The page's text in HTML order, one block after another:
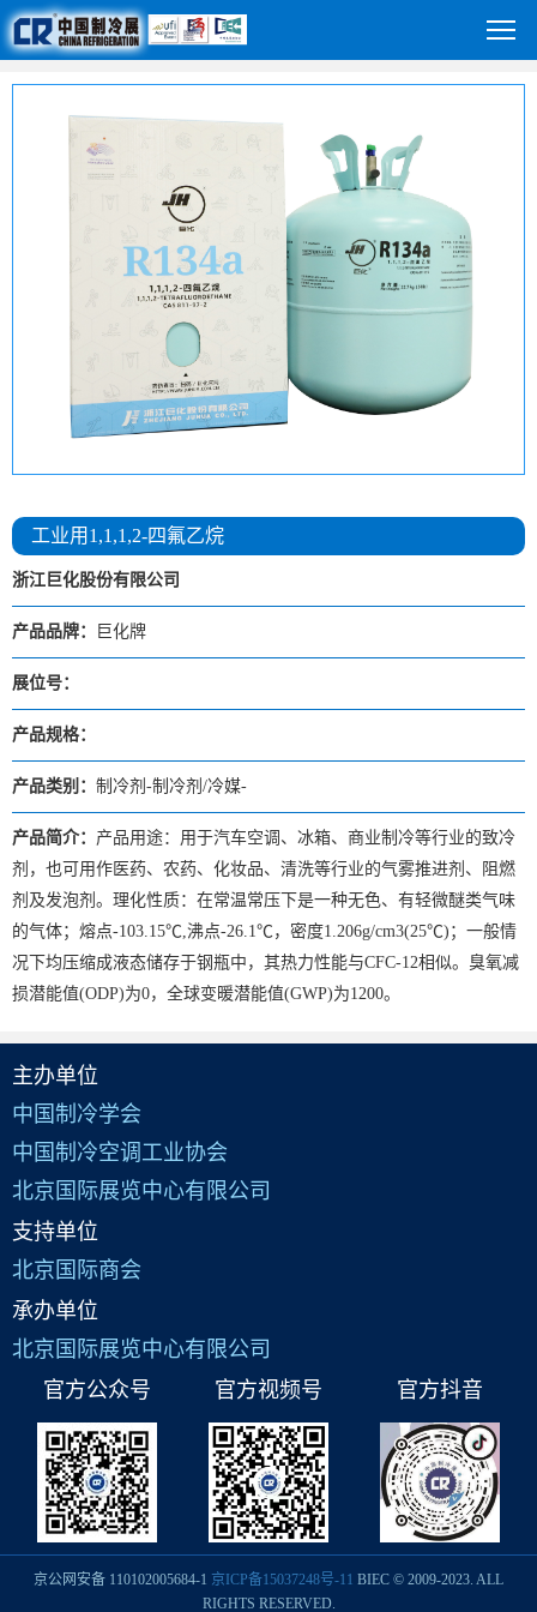
工业用1,1,1,2-四氟乙烷
浙江巨化股份有限公司
产品品牌： 巨化牌
展位号：
产品规格：
产品类别： 制冷剂-制冷剂/冷媒-
产品简介： 产品用途：用于汽车空调、冰箱、商业制冷等行业的致冷
剂，也可用作医药、农药、化妆品、清洗等行业的气雾推进剂、阻燃
剂及发泡剂。理化性质：在常温常压下是一种无色、有轻微醚类气味
的气体；熔点-103.15℃,沸点-26.1℃，密度1.206g/cm3(25℃)；一般情
况下均压缩成液态储存于钢瓶中，其热力性能与CFC-12相似。臭氧减
损潜能值(ODP)为0，全球变暖潜能值(GWP)为1200。
主办单位
中国制冷学会
中国制冷空调工业协会
北京国际展览中心有限公司
支持单位
北京国际商会
承办单位
北京国际展览中心有限公司
官方公众号
官方视频号 官方抖音
京公网安备 110102005684-1 京ICP备15037248号-11 BIEC © 2009-2023. ALL
RIGHTS RESERVED.